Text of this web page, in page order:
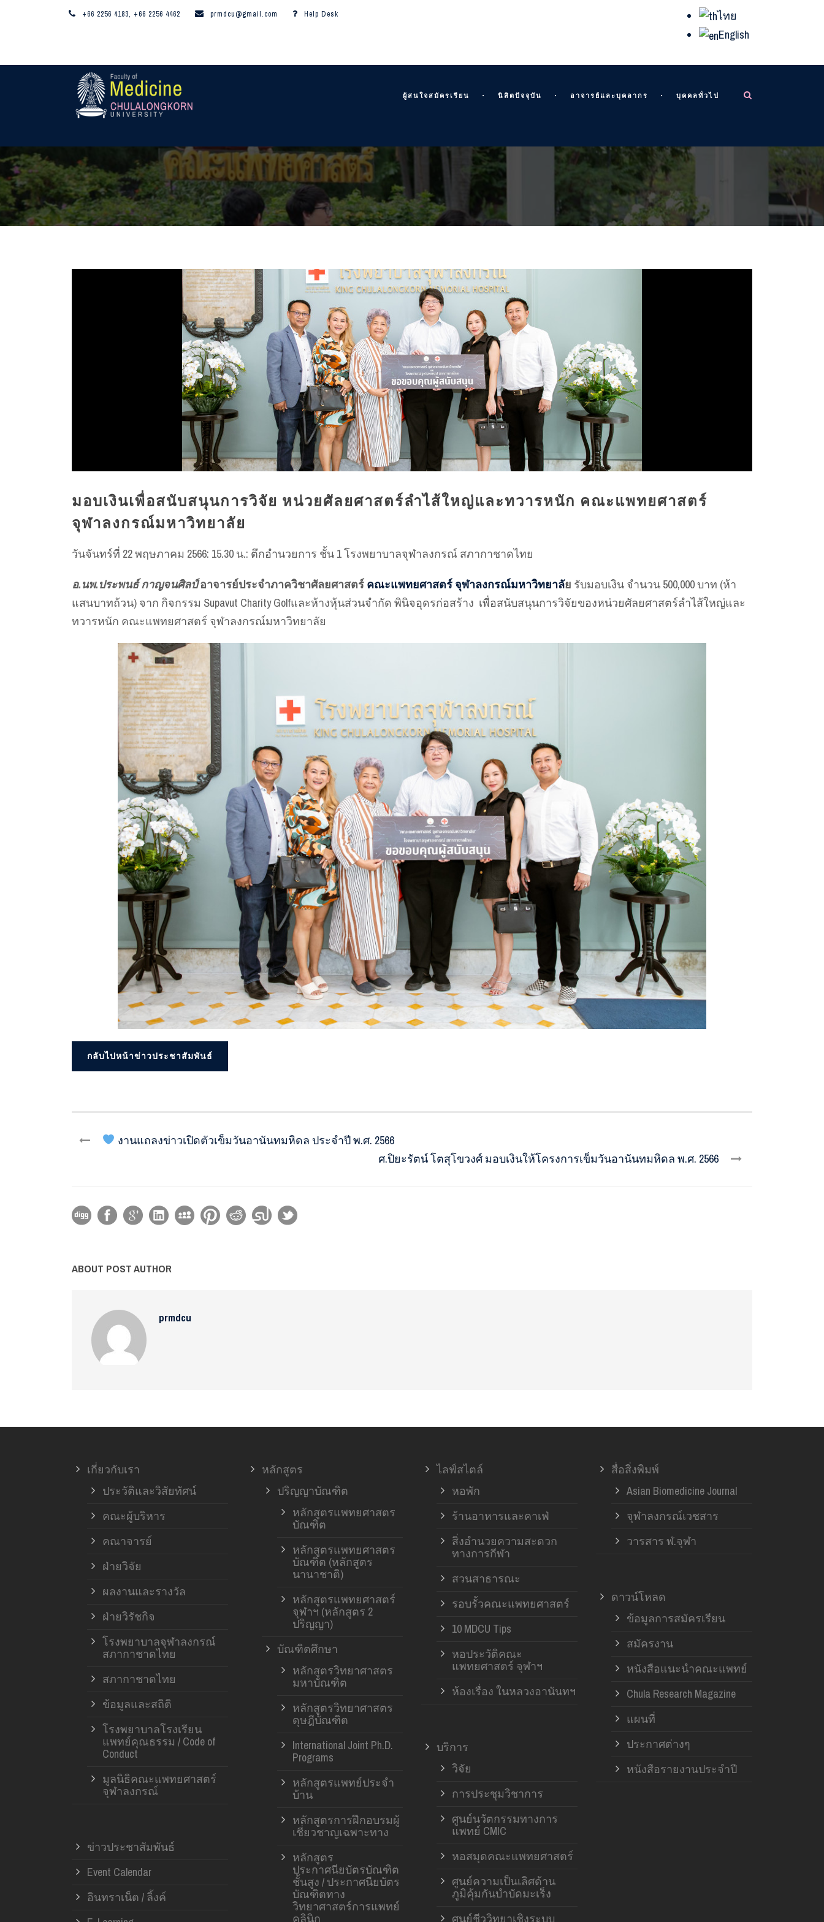
+66 2256 4183, +66 2256 4462 prmdcu@gmail.com Help Desk
ไทย
English
ผู้สนใจสมัครเรียน นิสิตปัจจุบัน อาจารย์และบุคลากร บุคคลทั่วไป
มอบเงินเพื่อสนับสนุนการวิจัย หน่วยศัลยศาสตร์ลำไส้ใหญ่และทวารหนัก คณะแพทยศาสตร์
จุฬาลงกรณ์มหาวิทยาลัย
วันจันทร์ที่ 22 พฤษภาคม 2566: 15.30 น.: ตึกอำนวยการ ชั้น 1 โรงพยาบาลจุฬาลงกรณ์ สภากาชาดไทย
อ.นพ.ประพนธ์ กาญจนศิลป์อาจารย์ประจำภาควิชาศัลยศาสตร์ คณะแพทยศาสตร์ จุฬาลงกรณ์มหาวิทยาลัย รับมอบเงิน จำนวน 500,000 บาท (ห้า
แสนบาทถ้วน) จาก กิจกรรม Supavut Charity Golfและห้างหุ้นส่วนจำกัด พินิจอุดรก่อสร้าง เพื่อสนับสนุนการวิจัยของหน่วยศัลยศาสตร์ลำไส้ใหญ่และ
ทวารหนัก คณะแพทยศาสตร์ จุฬาลงกรณ์มหาวิทยาลัย
กลับไปหน้าข่าวประชาสัมพันธ์
งานแถลงข่าวเปิดตัวเข็มวันอานันทมหิดล ประจำปี พ.ศ. 2566
ศ.ปิยะรัตน์ โตสุโขวงศ์ มอบเงินให้โครงการเข็มวันอานันทมหิดล พ.ศ. 2566
ABOUT POST AUTHOR
prmdcu
เกี่ยวกับเรา
ประวัติและวิสัยทัศน์
คณะผู้บริหาร
คณาจารย์
ฝ่ายวิจัย
ผลงานและรางวัล
ฝ่ายวิรัชกิจ
โรงพยาบาลจุฬาลงกรณ์
สภากาชาดไทย
สภากาชาดไทย
ข้อมูลและสถิติ
โรงพยาบาลโรงเรียน
แพทย์คุณธรรม / Code of
Conduct
มูลนิธิคณะแพทยศาสตร์
จุฬาลงกรณ์
ข่าวประชาสัมพันธ์
Event Calendar
อินทราเน็ต / ลิ้งค์
หลักสูตร
ปริญญาบัณฑิต
หลักสูตรแพทยศาสตร
บัณฑิต
หลักสูตรแพทยศาสตร
บัณฑิต (หลักสูตร
นานาชาติ)
หลักสูตรแพทยศาสตร์
จุฬาฯ (หลักสูตร 2
ปริญญา)
บัณฑิตศึกษา
หลักสูตรวิทยาศาสตร
มหาบัณฑิต
หลักสูตรวิทยาศาสตร
ดุษฎีบัณฑิต
International Joint Ph.D.
Programs
หลักสูตรแพทย์ประจำ
บ้าน
หลักสูตรการฝึกอบรมผู้
เชี่ยวชาญเฉพาะทาง
หลักสูตร
ประกาศนียบัตรบัณฑิต
ชั้นสูง / ประกาศนียบัตร
บัณฑิตทาง
วิทยาศาสตร์การแพทย์
คลินิก
ไลฟ์สไตล์
หอพัก
ร้านอาหารและคาเฟ่
สิ่งอำนวยความสะดวก
ทางการกีฬา
สวนสาธารณะ
รอบรั้วคณะแพทยศาสตร์
10 MDCU Tips
หอประวัติคณะ
แพทยศาสตร์ จุฬาฯ
ห้องเรื่อง ในหลวงอานันทฯ
บริการ
วิจัย
การประชุมวิชาการ
ศูนย์นวัตกรรมทางการ
แพทย์ CMIC
หอสมุดคณะแพทยศาสตร์
ศูนย์ความเป็นเลิศด้าน
ภูมิคุ้มกันบำบัดมะเร็ง
ศูนย์ชีววิทยาเชิงระบบ
สื่อสิ่งพิมพ์
Asian Biomedicine Journal
จุฬาลงกรณ์เวชสาร
วารสาร ฬ.จุฬา
ดาวน์โหลด
ข้อมูลการสมัครเรียน
สมัครงาน
หนังสือแนะนำคณะแพทย์
Chula Research Magazine
แผนที่
ประกาศต่างๆ
หนังสือรายงานประจำปี